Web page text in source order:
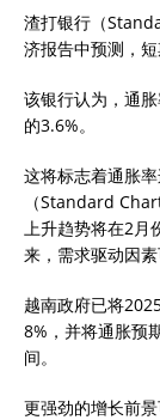
渣打银行（
济报告中预测，
该银行认为，通
的3.6%。
这将标志着通胀
（Standard
上升趋势将在2月
来，需求驱动因
越南政府已将
8%，并将通胀预
间。
更强劲的增长前